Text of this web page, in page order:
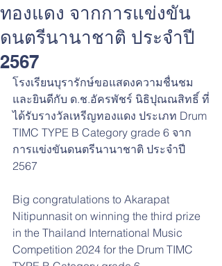
ทองแดง จากการแข่งขัน
ดนตรีนานาชาติ ประจำปี
2567
โรงเรียนบุรารักษ์ขอแสดงความชื่นชม
และยินดีกับ ด.ช.อัครพัชร์ นิธิปุณณสิทธิ์ ที่
ได้รับรางวัลเหรีญทองแดง ประเภท Drum
TIMC TYPE B Category grade 6 จาก
การแข่งขันดนตรีนานาชาติ ประจำปี
2567
Big congratulations to Akarapat
Nitipunnasit on winning the third prize
in the Thailand International Music
Competition 2024 for the Drum TIMC